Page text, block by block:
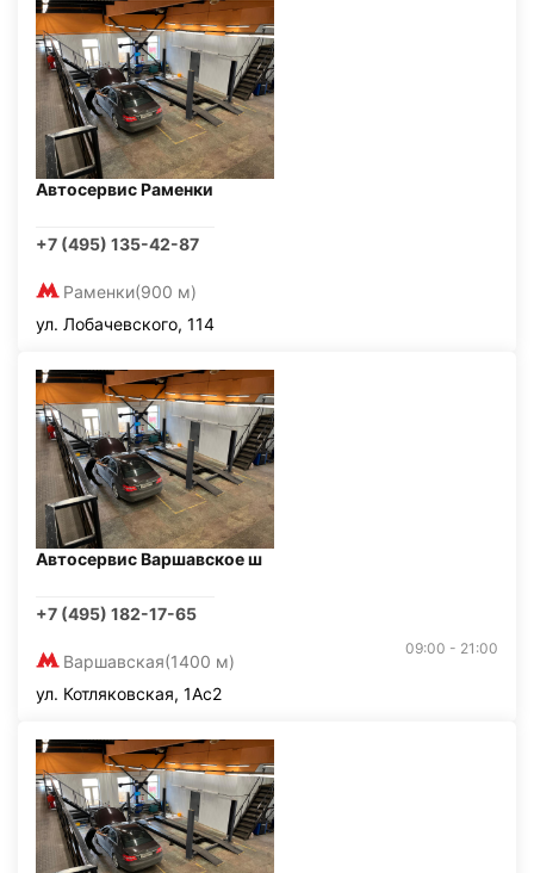
Автосервис Раменки
+7 (495) 135-42-87
Раменки(900 м)
ул. Лобачевского, 114
Автосервис Варшавское ш
+7 (495) 182-17-65
Варшавская(1400 м)
09:00 - 21:00
ул. Котляковская, 1Ас2